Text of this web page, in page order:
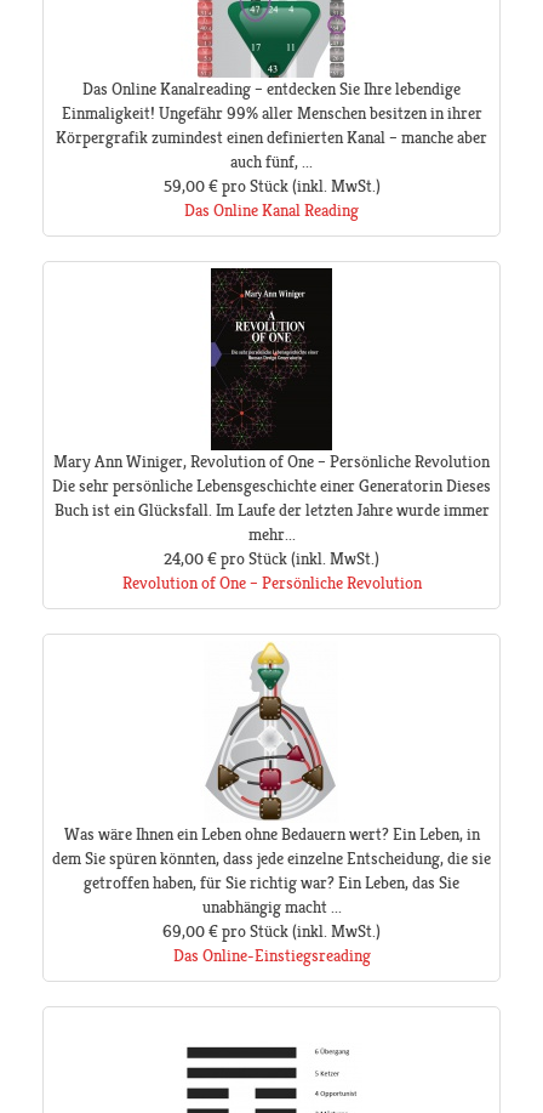
Das Online Kanalreading – entdecken Sie Ihre lebendige
Einmaligkeit! Ungefähr 99% aller Menschen besitzen in ihrer
Körpergrafik zumindest einen definierten Kanal – manche aber
auch fünf, ...
59,00 € pro Stück(inkl. MwSt.)
Das Online Kanal Reading
Mary Ann Winiger, Revolution of One – Persönliche Revolution
Die sehr persönliche Lebensgeschichte einer Generatorin Dieses
Buch ist ein Glücksfall. Im Laufe der letzten Jahre wurde immer
mehr...
24,00 €pro Stück(inkl. MwSt.)
Revolution of One – Persönliche Revolution
Was wäre Ihnen ein Leben ohne Bedauern wert? Ein Leben, in
dem Sie spüren könnten, dass jede einzelne Entscheidung, die sie
getroffen haben, für Sie richtig war? Ein Leben, das Sie
unabhängig macht ...
69,00 €pro Stück(inkl. MwSt.)
Das Online-Einstiegsreading